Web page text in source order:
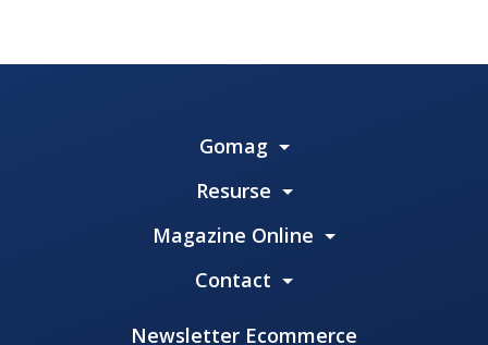
Gomag
Resurse
Magazine Online
Contact
Newsletter Ecommerce